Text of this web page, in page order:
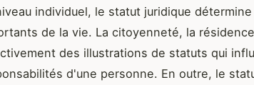
individuel, le statut juridique
de la vie. La citoyenneté, la
des illustrations de statuts qui
d'une personne. En outre, le